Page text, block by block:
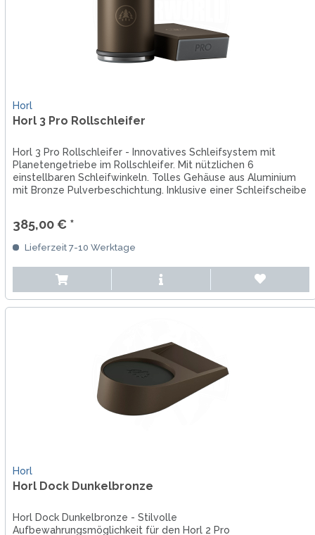
Horl
Horl 3 Pro Rollschleifer
Horl 3 Pro Rollschleifer - Innovatives Schleifsystem mit
Planetengetriebe im Rollschleifer. Mit nützlichen 6
einstellbaren Schleifwinkeln. Tolles Gehäuse aus Aluminium
mit Bronze Pulverbeschichtung. Inklusive einer Schleifscheibe
385,00 € *
Lieferzeit 7-10 Werktage
Horl
Horl Dock Dunkelbronze
Horl Dock Dunkelbronze - Stilvolle
Aufbewahrungsmöglichkeit für den Horl 2 Pro